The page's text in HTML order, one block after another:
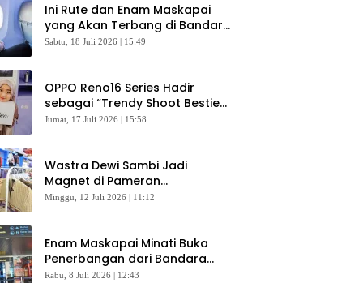
Ini Rute dan Enam Maskapai
yang Akan Terbang di Bandara
Husein Sastranegara
Sabtu, 18 Juli 2026 | 15:49
OPPO Reno16 Series Hadir
sebagai “Trendy Shoot Bestie”,
Bikin Konten Kreator Makin
Jumat, 17 Juli 2026 | 15:58
Wastra Dewi Sambi Jadi
Magnet di Pameran
Dekranasda, Banyak Diminati
Minggu, 12 Juli 2026 | 11:12
Enam Maskapai Minati Buka
Penerbangan dari Bandara
Husein Sastranegara
Rabu, 8 Juli 2026 | 12:43